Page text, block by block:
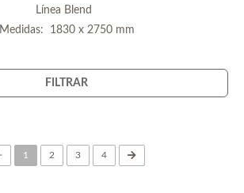
Línea Blend
Medidas: 1830 x 2750 mm
FILTRAR
1 (current)
2 3 4